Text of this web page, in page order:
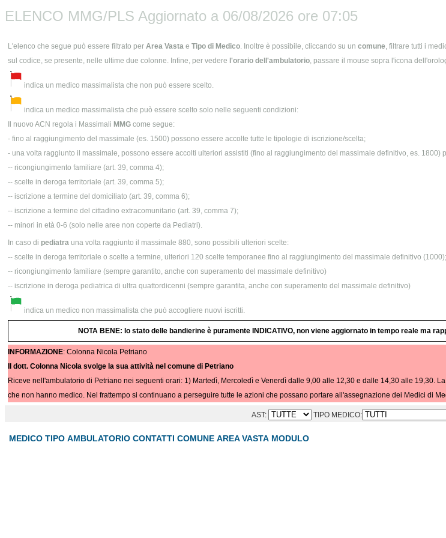
ELENCO MMG/PLS Aggiornato a 06/08/2026 ore 07:05
L'elenco che segue può essere filtrato per Area Vasta e Tipo di Medico. Inoltre è possibile, cliccando su un comune, filtrare tutti i
sul codice, se presente, nelle ultime due colonne. Infine, per vedere l'orario dell'ambulatorio, passare il mouse sopra l'icona
indica un medico massimalista che non può essere scelto.
indica un medico massimalista che può essere scelto solo nelle seguenti condizioni:
Il nuovo ACN regola i Massimali MMG come segue:
- fino al raggiungimento del massimale (es. 1500) possono essere accolte tutte le tipologie di iscrizione/scelta;
- una volta raggiunto il massimale, possono essere accolti ulteriori assistiti (fino al raggiungimento del massimale definitivo, es. 1800)
-- ricongiungimento familiare (art. 39, comma 4);
-- scelte in deroga territoriale (art. 39, comma 5);
-- iscrizione a termine del domiciliato (art. 39, comma 6);
-- iscrizione a termine del cittadino extracomunitario (art. 39, comma 7);
-- minori in età 0-6 (solo nelle aree non coperte da Pediatri).
In caso di pediatra una volta raggiunto il massimale 880, sono possibili ulteriori scelte:
-- scelte in deroga territoriale o scelte a termine, ulteriori 120 scelte temporanee fino al raggiungimento del massimale definitivo (1000);
-- ricongiungimento familiare (sempre garantito, anche con superamento del massimale definitivo)
-- iscrizione in deroga pediatrica di ultra quattordicenni (sempre garantita, anche con superamento del massimale definitivo)
indica un medico non massimalista che può accogliere nuovi iscritti.
NOTA BENE: lo stato delle bandierine è puramente INDICATIVO, non viene aggiornato in tempo reale ma
INFORMAZIONE: Colonna Nicola Petriano
Il dott. Colonna Nicola svolge la sua attività nel comune di Petriano
Riceve nell'ambulatorio di Petriano nei seguenti orari: 1) Martedì, Mercoledì e Venerdì dalle 9,00 alle 12,30 e dalle 14,30 alle 19,30.
che non hanno medico. Nel frattempo si continuano a perseguire tutte le azioni che possano portare all'assegnazione dei Medici di
AST: TIPO MEDICO:
MEDICO TIPO AMBULATORIO CONTATTI COMUNE AREA VASTA MODULO